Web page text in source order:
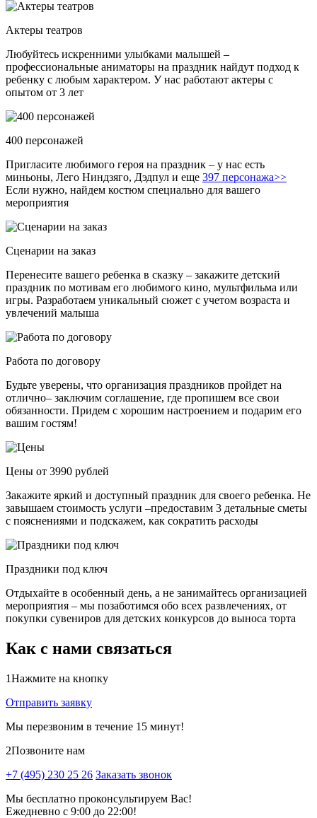
Актеры театров
Любуйтесь искренними улыбками малышей –
профессиональные аниматоры на праздник найдут подход к
ребенку с любым характером. У нас работают актеры с
опытом от 3 лет
400 персонажей
Пригласите любимого героя на праздник – у нас есть
миньоны, Лего Ниндзяго, Дэдпул и еще 397 персонажа>>
Если нужно, найдем костюм специально для вашего
мероприятия
Сценарии на заказ
Перенесите вашего ребенка в сказку – закажите детский
праздник по мотивам его любимого кино, мультфильма или
игры. Разработаем уникальный сюжет с учетом возраста и
увлечений малыша
Работа по договору
Будьте уверены, что организация праздников пройдет на
отлично– заключим соглашение, где пропишем все свои
обязанности. Придем с хорошим настроением и подарим его
вашим гостям!
Цены от 3990 рублей
Закажите яркий и доступный праздник для своего ребенка. Не
завышаем стоимость услуги –предоставим 3 детальные сметы
с пояснениями и подскажем, как сократить расходы
Праздники под ключ
Отдыхайте в особенный день, а не занимайтесь организацией
мероприятия – мы позаботимся обо всех развлечениях, от
покупки сувениров для детских конкурсов до выноса торта
Как с нами связаться
1Нажмите на кнопку
Отправить заявку
Мы перезвоним в течение 15 минут!
2Позвоните нам
+7 (495) 230 25 26 Заказать звонок
Мы бесплатно проконсультируем Вас!
Ежедневно с 9:00 до 22:00!